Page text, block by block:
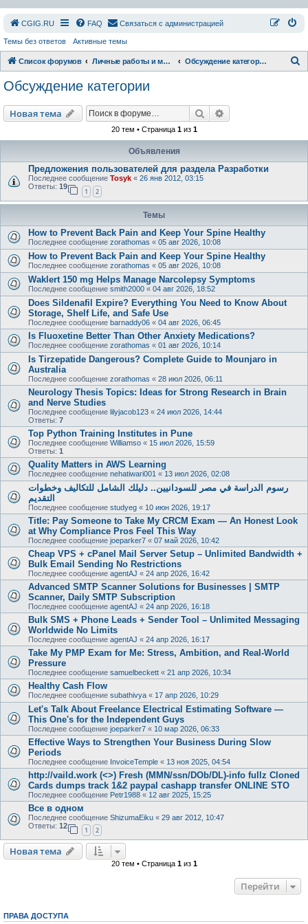
СGIG.RU FAQ Связаться с администрацией
Темы без ответов Активные темы
Список форумов Личные работы и модификации Обсуждение категории
Обсуждение категории
Новая тема Поиск
20 тем • Страница 1из 1
Объявления
Предложения пользователей для раздела Разработки
Последнее сообщение Tosyk « 26 янв 2012, 03:15
Ответы: 19
1 2
Темы
How to Prevent Back Pain and Keep Your Spine Healthy
Последнее сообщение zorathomas « 05 авг 2026, 10:08
How to Prevent Back Pain and Keep Your Spine Healthy
Последнее сообщение zorathomas « 05 авг 2026, 10:08
Waklert 150 mg Helps Manage Narcolepsy Symptoms
Последнее сообщение smith2000 « 04 авг 2026, 18:52
Does Sildenafil Expire? Everything You Need to Know About
Storage, Shelf Life, and Safe Use
Последнее сообщение barnaddy06 « 04 авг 2026, 06:45
Is Fluoxetine Better Than Other Anxiety Medications?
Последнее сообщение zorathomas « 01 авг 2026, 10:14
Is Tirzepatide Dangerous? Complete Guide to Mounjaro in
Australia
Последнее сообщение zorathomas « 28 июл 2026, 06:11
Neurology Thesis Topics: Ideas for Strong Research in Brain
and Nerve Studies
Последнее сообщение lilyjacob123 « 24 июл 2026, 14:44
Ответы: 7
Top Python Training Institutes in Pune
Последнее сообщение Williamso « 15 июл 2026, 15:59
Ответы: 1
Quality Matters in AWS Learning
Последнее сообщение nehatiwari001 « 13 июл 2026, 02:08
رسوم الدراسة في مصر للسودانيين.. دليلك الشامل للتكاليف وخطوات
التقديم
Последнее сообщение studyeg « 10 июн 2026, 19:17
Title: Pay Someone to Take My CRCM Exam — An Honest Look
at Why Compliance Pros Feel This Way
Последнее сообщение joeparker7 « 07 май 2026, 10:42
Cheap VPS + cPanel Mail Server Setup – Unlimited Bandwidth +
Bulk Email Sending No Restrictions
Последнее сообщение agentAJ « 24 апр 2026, 16:42
Advanced SMTP Scanner Solutions for Businesses | SMTP
Scanner, Daily SMTP Subscription
Последнее сообщение agentAJ « 24 апр 2026, 16:18
Bulk SMS + Phone Leads + Sender Tool – Unlimited Messaging
Worldwide No Limits
Последнее сообщение agentAJ « 24 апр 2026, 16:17
Take My PMP Exam for Me: Stress, Ambition, and Real-World
Pressure
Последнее сообщение samuelbeckett « 21 апр 2026, 10:34
Healthy Cash Flow
Последнее сообщение subathivya « 17 апр 2026, 10:29
Let's Talk About Freelance Electrical Estimating Software —
This One's for the Independent Guys
Последнее сообщение joeparker7 « 10 мар 2026, 06:33
Effective Ways to Strengthen Your Business During Slow
Periods
Последнее сообщение InvoiceTemple « 13 ноя 2025, 04:54
http://vaild.work (<>) Fresh (MMN/ssn/DOb/DL)-info fullz Cloned
Cards dumps track 1&2 paypal cashapp transfer ONLINE STO
Последнее сообщение Petr1988 « 12 авг 2025, 15:25
Все в одном
Последнее сообщение ShizumaEiku « 29 авг 2012, 10:47
Ответы: 12
1 2
Новая тема
20 тем • Страница 1из 1
Перейти
ПРАВА ДОСТУПА